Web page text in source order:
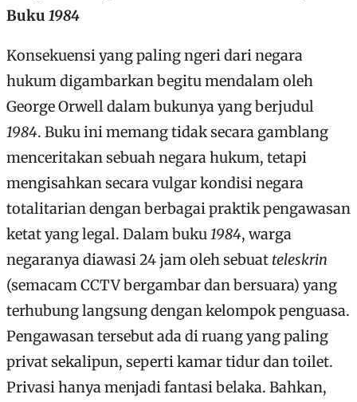
Buku 1984
Konsekuensi yang paling ngeri dari negara
hukum digambarkan begitu mendalam oleh
George Orwell dalam bukunya yang berjudul
1984. Buku ini memang tidak secara gamblang
menceritakan sebuah negara hukum, tetapi
mengisahkan secara vulgar kondisi negara
totalitarian dengan berbagai praktik pengawasan
ketat yang legal. Dalam buku1984, warga
negaranya diawasi 24 jam oleh sebuat teleskrin
(semacam CCTV bergambar dan bersuara) yang
terhubung langsung dengan kelompok penguasa.
Pengawasan tersebut ada di ruang yang paling
privat sekalipun, seperti kamar tidur dan toilet.
Privasi hanya menjadi fantasi belaka. Bahkan,